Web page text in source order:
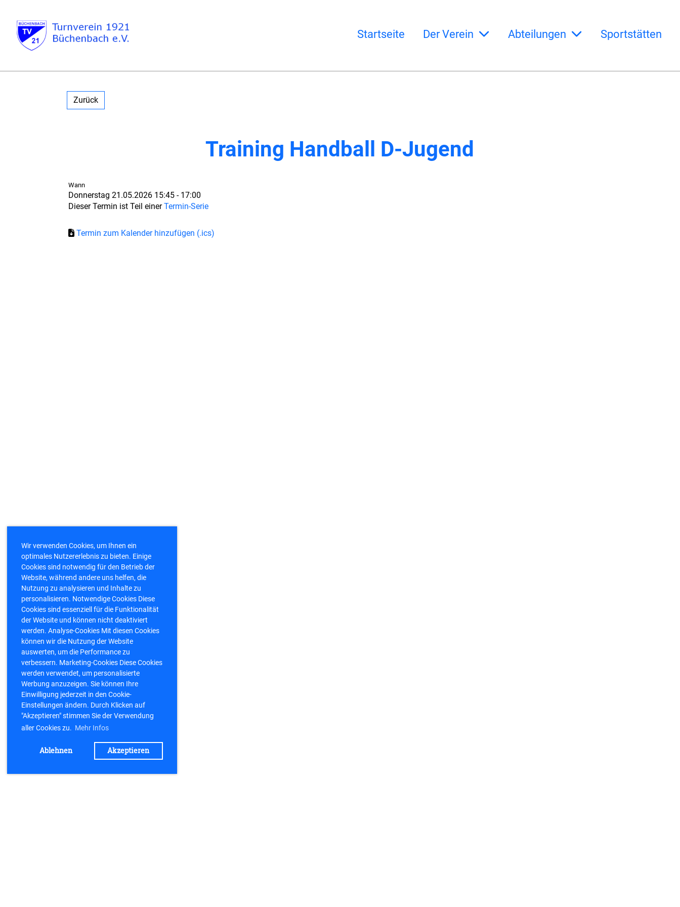
Wir verwenden Cookies, um Ihnen ein
optimales Nutzererlebnis zu bieten. Einige
Cookies sind notwendig für den Betrieb der
Website, während andere uns helfen, die
Nutzung zu analysieren und Inhalte zu
personalisieren. Notwendige Cookies Diese
Cookies sind essenziell für die Funktionalität
der Website und können nicht deaktiviert
werden. Analyse-Cookies Mit diesen Cookies
können wir die Nutzung der Website
auswerten, um die Performance zu
verbessern. Marketing-Cookies Diese Cookies
werden verwendet, um personalisierte
Werbung anzuzeigen. Sie können Ihre
Einwilligung jederzeit in den Cookie-
Einstellungen ändern. Durch Klicken auf
"Akzeptieren" stimmen Sie der Verwendung
aller Cookies zu. Mehr Infos
Ablehnen Akzeptieren
Startseite Der Verein Abteilungen Sportstätten
Zurück
Training Handball D-Jugend
Wann
Donnerstag 21.05.2026 15:45 - 17:00
Dieser Termin ist Teil einerTermin-Serie
Termin zum Kalender hinzufügen (.ics)